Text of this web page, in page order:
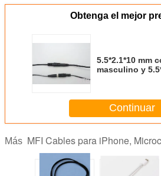
Obtenga el mejor
5.5*2.1*10 mm
masculino y
Continuar
Más MFI Cables para iPhone,